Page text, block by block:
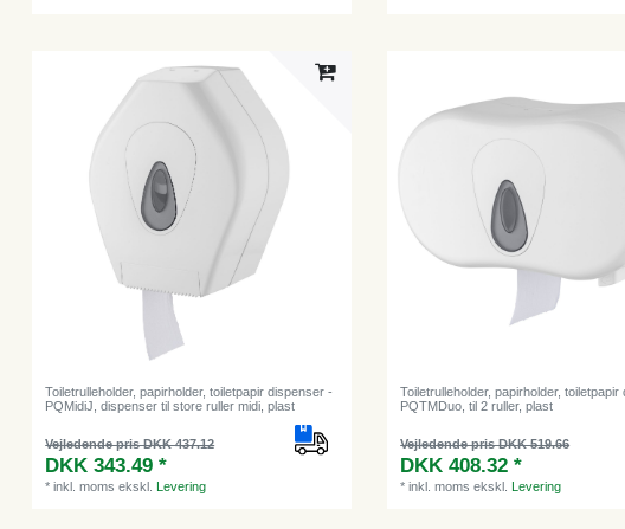
Toiletrulleholder, papirholder, toiletpapir dispenser -
PQMidiJ, dispenser til store ruller midi, plast
Vejledende pris DKK 437.12
DKK 343.49 *
*inkl. moms ekskl.Levering
Toiletrulleholder, papirholder, toiletpapir
PQTMDuo, til 2 ruller, plast
Vejledende pris DKK 519.66
DKK 408.32 *
*inkl. moms ekskl.Levering